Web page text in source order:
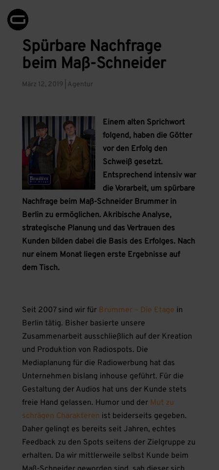
Spürbare Nachfrage
beim Maß-Schneider
März 12, 2019 Agentur
Einem alten Sprichwort
folgend, haben die Götter
vor den Erfolg den
Schweiß gesetzt.
Entsprechend intensiv war
die Vorarbeit, um spürbare
Nachfrage beim Maß-Schneider Brummer in
Berlin zu ermöglichen. Akribische Analyse,
strategische Planung und das Vertrauen des
Kunden bilden dabei die Basis des Erfolges. Nach
nur einem Monat liegen erste Ergebnisse auf
dem Tisch.
Seit 2007 sind wir für Brummer – Die Etage in
Berlin tätig. Bisher basierte unsere
Zusammenarbeit ausschließlich auf der Kreation
und Produktion von Radiospots. Die
Mediaplanung für die Radiowerbung hat das
Unternehmen bislang inhouse geführt. Für die
Gestaltung der Audios hat uns der Kunde stets
freie Hand gelassen. Humor und der Mut zu
schrägen Charakteren ist beiderseits gegeben.
Daher gelingt es bereits seit Jahren, echtes
Feedback zu den Spots seitens der Zielgruppe zu
erhalten. Da wir mittlerweile selbst Kunde beim